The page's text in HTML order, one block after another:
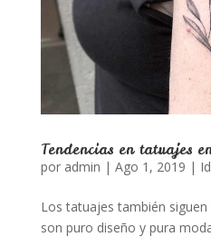
Tendencias en tatuajes
por admin | Ago 1, 2019 |
Los tatuajes también
son puro diseño y pura